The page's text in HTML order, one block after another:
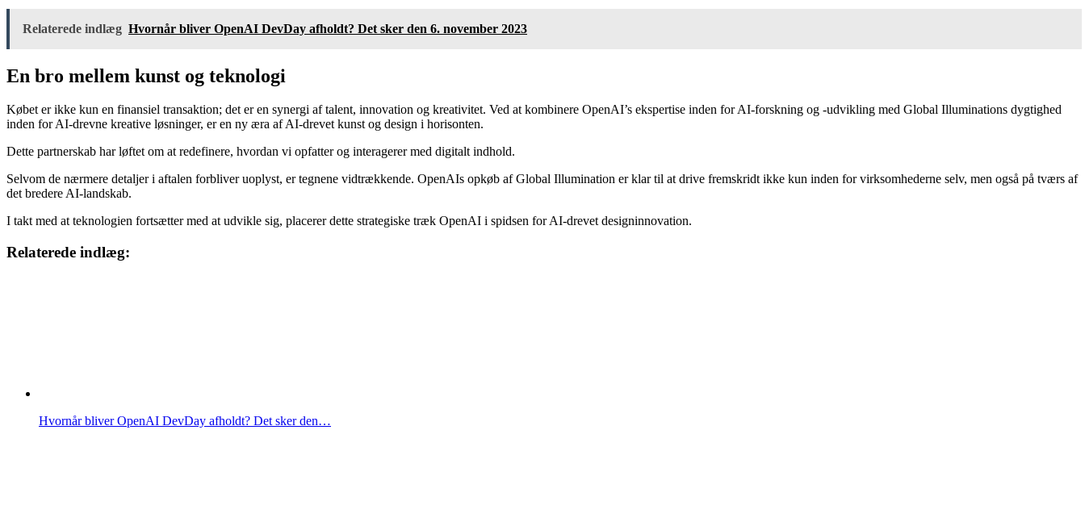
Relaterede indlæg Hvornår bliver OpenAI DevDay afholdt? Det sker den 6. november 2023
En bro mellem kunst og teknologi
Købet er ikke kun en finansiel transaktion; det er en synergi af talent, innovation og kreativitet. Ved at kombinere OpenAI’s ekspertise inden for AI-forskning og -udvikling med Global Illuminations dygtighed
inden for AI-drevne kreative løsninger, er en ny æra af AI-drevet kunst og design i horisonten.
Dette partnerskab har løftet om at redefinere, hvordan vi opfatter og interagerer med digitalt indhold.
Selvom de nærmere detaljer i aftalen forbliver uoplyst, er tegnene vidtrækkende. OpenAIs opkøb af Global Illumination er klar til at drive fremskridt ikke kun inden for virksomhederne selv, men også på tværs af
det bredere AI-landskab.
I takt med at teknologien fortsætter med at udvikle sig, placerer dette strategiske træk OpenAI i spidsen for AI-drevet designinnovation.
Relaterede indlæg:
Hvornår bliver OpenAI DevDay afholdt? Det sker den…